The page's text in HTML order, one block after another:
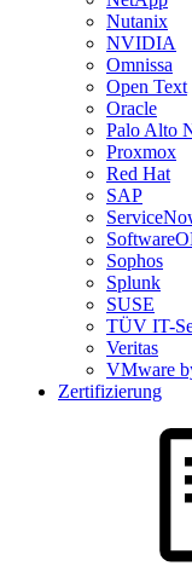
Nutanix
NVIDIA
Omnissa
Open Text
Oracle
Palo Alto
Proxmox
Red Hat
SAP
Sophos
Splunk
SUSE
TÜV IT-
Veritas
VMware
Zertifizierung